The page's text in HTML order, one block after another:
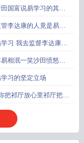
凶的
国富说易学习的其人
李达康的人竟是易学
习 我去监督李达康那
书记
相泯一笑沙田愤怒出
习的坚定立场
把祁厅放心里祁厅把你
初心祁厅长